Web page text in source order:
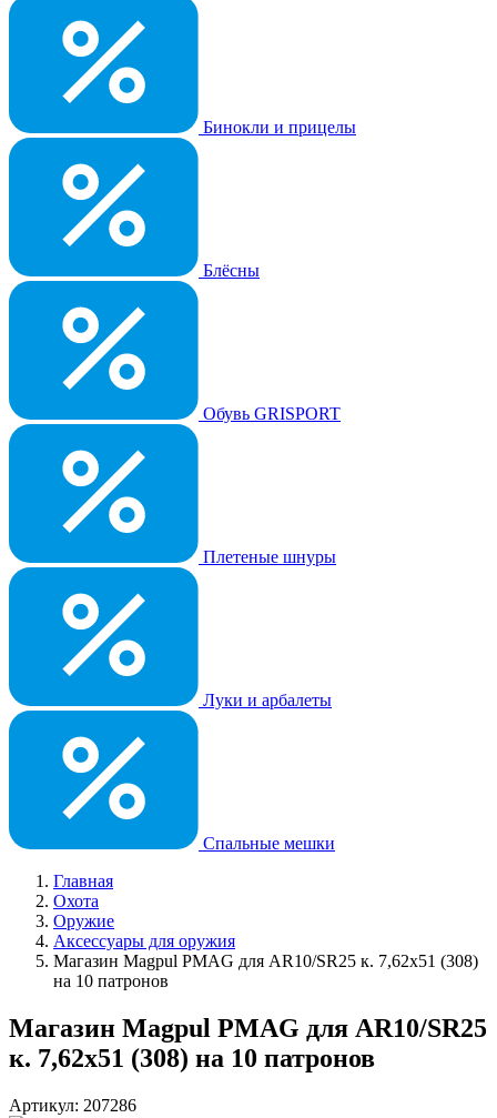
Бинокли и прицелы
Блёсны
Обувь GRISPORT
Плетеные шнуры
Луки и арбалеты
Спальные мешки
Главная
Охота
Оружие
Аксессуары для оружия
Магазин Magpul PMAG для AR10/SR25 к. 7,62х51 (308)
на 10 патронов
Магазин Magpul PMAG для AR10/SR25
к. 7,62х51 (308) на 10 патронов
Артикул: 207286